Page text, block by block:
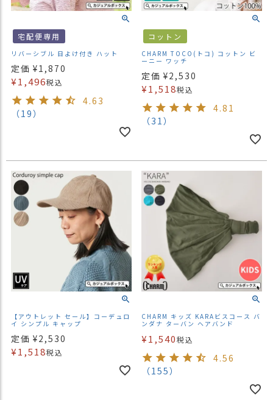
宅配便専用
リバーシブル 日よけ付き ハット
定価 ¥1,870
¥1,496税込
4.63
（19）
コットン
CHARM TOCO(トコ) コットン ビ
ーニー ワッチ
定価 ¥2,530
¥1,518税込
4.81
（31）
【アウトレット セール】コーデュロ
イ シンプル キャップ
定価 ¥2,530
¥1,518税込
CHARM キッズ KARAビスコース バ
ンダナ ターバン ヘアバンド
¥1,540税込
4.56
（155）